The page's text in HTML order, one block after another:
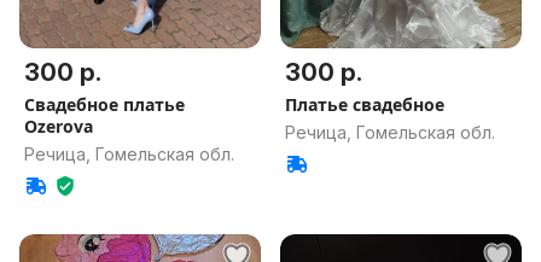
300 р.
Свадебное платье
Ozerova
Речица, Гомельская обл.
300 р.
Платье свадебное
Речица, Гомельская обл.